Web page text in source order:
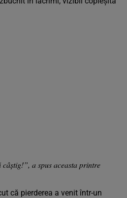
a spus aceasta printre
că pierderea a venit într-un